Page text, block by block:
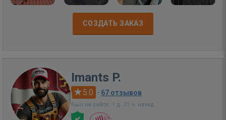
СОЗДАТЬ ЗАКАЗ
Imants P.
5.0 · 67 отзывов
Был на сайте: 1 д. 21 ч. назад